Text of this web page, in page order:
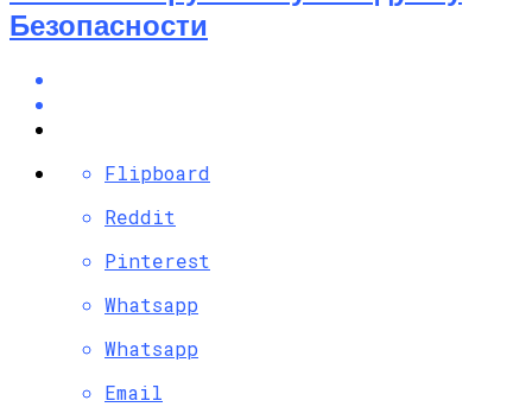
Безопасности
Flipboard
Reddit
Pinterest
Whatsapp
Whatsapp
Email